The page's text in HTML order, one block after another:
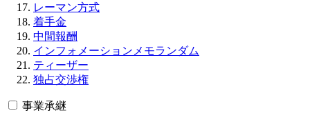
レーマン方式
着手金
中間報酬
インフォメーションメモランダム
ティーザー
独占交渉権
事業承継